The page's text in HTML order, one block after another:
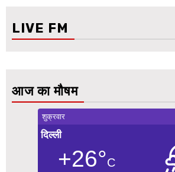
LIVE FM
आज का मौषम
शुक्रवार
दिल्ली
+26°C